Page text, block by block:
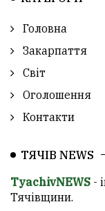
Головна
Закарпаття
Світ
Оголошення
Контакти
ТЯЧІВ NEWS
TyachivNEWS -
Тячівщини.